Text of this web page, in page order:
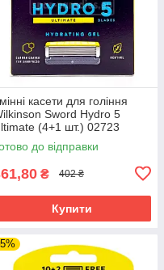
касети для гоління
Sword Hydro 5
(4+1 шт.) 02723
до відправки
₴ 402 ₴
Купити